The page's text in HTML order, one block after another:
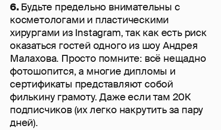
6. Будьте предельно внимательны с
косметологами и пластическими
хирургами из Instagram, так как есть риск
оказаться гостей одного из шоу Андрея
Малахова. Просто помните: всё нещадно
фотошопится, а многие дипломы и
сертификаты представляют собой
филькину грамоту. Даже если там 20К
подписчиков (их легко накрутить за пару
дней).